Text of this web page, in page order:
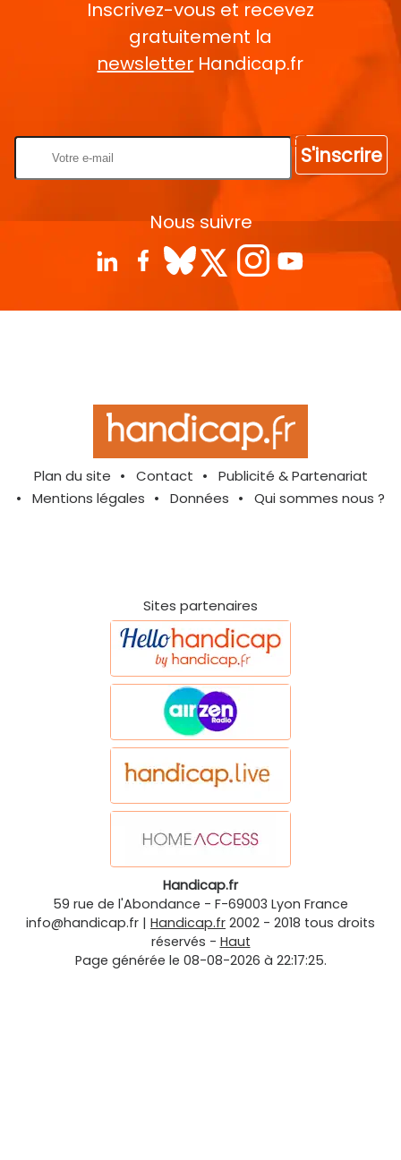
Inscrivez-vous et recevez
gratuitement la
newsletter Handicap.fr
S'inscrire
Nous suivre
Plan du site Contact
Publicité & Partenariat
Mentions légales
Données Qui sommes nous ?
Sites partenaires
Handicap.fr
59 rue de l'Abondance - F-69003 Lyon France
info@handicap.fr | Handicap.fr 2002 - 2018 tous droits
réservés - Haut
Page générée le 08-08-2026 à 22:17:25.